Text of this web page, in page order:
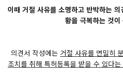
이때 거절 사유를 소명하고 반박하는
황을 극복하는 것이
의견서 작성에는 거절 사유를 면밀히
조치를 취해 특허등록을 받을 수 있다